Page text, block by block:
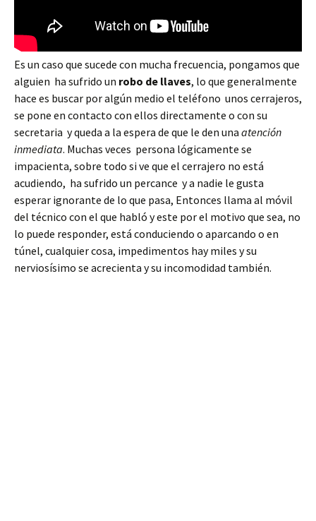
Es un caso que sucede con mucha frecuencia, pongamos que
alguien ha sufrido un robo de llaves, lo que generalmente
hace es buscar por algún medio el teléfono unos cerrajeros,
se pone en contacto con ellos directamente o con su
secretaria y queda a la espera de que le den una atención
inmediata. Muchas veces persona lógicamente se
impacienta, sobre todo si ve que el cerrajero no está
acudiendo, ha sufrido un percance y a nadie le gusta
esperar ignorante de lo que pasa, Entonces llama al móvil
del técnico con el que habló y este por el motivo que sea, no
lo puede responder, está conduciendo o aparcando o en
túnel, cualquier cosa, impedimentos hay miles y su
nerviosísimo se acrecienta y su incomodidad también.